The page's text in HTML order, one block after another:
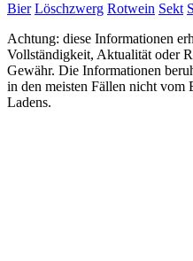
Bier Löschzwerg Rotwein Sekt
Achtung: diese Informationen
Vollständigkeit, Aktualität oder
Gewähr. Die Informationen
in den meisten Fällen nicht vom
Ladens.